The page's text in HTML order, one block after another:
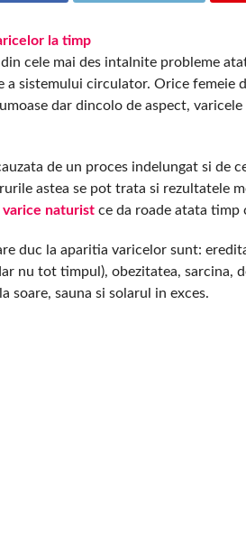
cele mai des intalnite probleme
a sistemului circulator. Orice femeie
dar dincolo de aspect,
de un proces indelungat si de
astea se pot trata si rezultatele
naturistce da roade atata timp
duc la aparitia varicelor sunt:
nu tot timpul), obezitatea, sarcina,
soare, sauna si solarul in exces.